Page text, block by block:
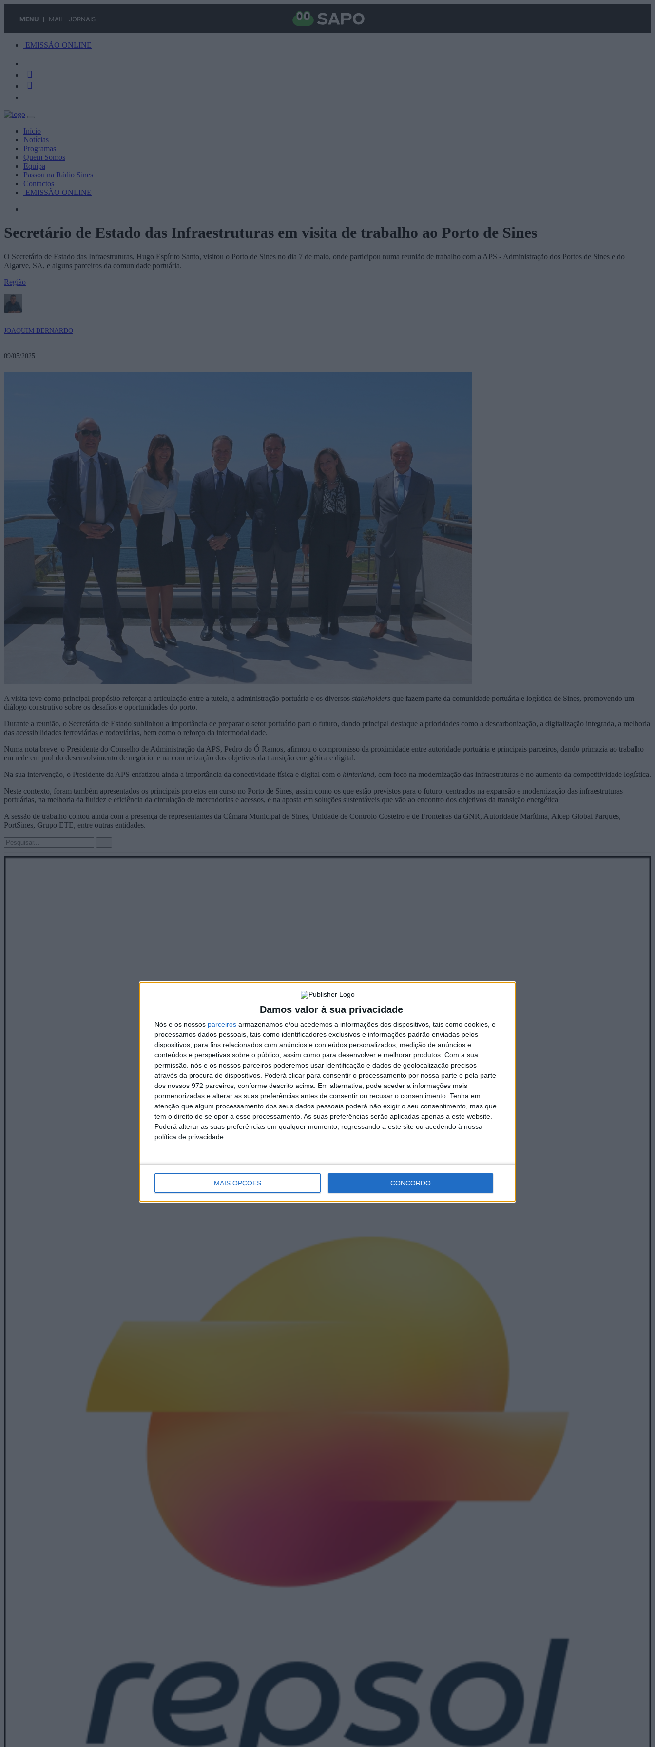
Damos valor à sua privacidade
Nós e os nossos parceiros armazenamos e/ou acedemos a informações dos dispositivos, tais como cookies, e
processamos dados pessoais, tais como identificadores exclusivos e informações padrão enviadas pelos
dispositivos, para fins relacionados com anúncios e conteúdos personalizados, medição de anúncios e
conteúdos e perspetivas sobre o público, assim como para desenvolver e melhorar produtos. Com a sua
permissão, nós e os nossos parceiros poderemos usar identificação e dados de geolocalização precisos
através da procura de dispositivos. Poderá clicar para consentir o processamento por nossa parte e pela parte
dos nossos 972 parceiros, conforme descrito acima. Em alternativa, pode aceder a informações mais
pormenorizadas e alterar as suas preferências antes de consentir ou recusar o consentimento. Tenha em
atenção que algum processamento dos seus dados pessoais poderá não exigir o seu consentimento, mas que
tem o direito de se opor a esse processamento. As suas preferências serão aplicadas apenas a este website.
Poderá alterar as suas preferências em qualquer momento, regressando a este site ou acedendo à nossa
política de privacidade.
MAIS OPÇÕES CONCORDO
MENU MAIL JORNAIS
EMISSÃO ONLINE
Início
Notícias
Programas
Quem Somos
Equipa
Passou na Rádio Sines
Contactos
EMISSÃO ONLINE
Secretário de Estado das Infraestruturas em visita de trabalho ao Porto de Sines
O Secretário de Estado das Infraestruturas, Hugo Espírito Santo, visitou o Porto de Sines no dia 7 de maio, onde participou numa reunião de trabalho com a APS - Administração dos Portos de Sines e do
Algarve, SA, e alguns parceiros da comunidade portuária.
Região
JOAQUIM BERNARDO
09/05/2025
A visita teve como principal propósito reforçar a articulação entre a tutela, a administração portuária e os diversos stakeholders que fazem parte da comunidade portuária e logística de Sines, promovendo um
diálogo construtivo sobre os desafios e oportunidades do porto.
Durante a reunião, o Secretário de Estado sublinhou a importância de preparar o setor portuário para o futuro, dando principal destaque a prioridades como a descarbonização, a digitalização integrada, a melhoria
das acessibilidades ferroviárias e rodoviárias, bem como o reforço da intermodalidade.
Numa nota breve, o Presidente do Conselho de Administração da APS, Pedro do Ó Ramos, afirmou o compromisso da proximidade entre autoridade portuária e principais parceiros, dando primazia ao trabalho
em rede em prol do desenvolvimento de negócio, e na concretização dos objetivos da transição energética e digital.
Na sua intervenção, o Presidente da APS enfatizou ainda a importância da conectividade física e digital com o hinterland, com foco na modernização das infraestruturas e no aumento da competitividade logística.
Neste contexto, foram também apresentados os principais projetos em curso no Porto de Sines, assim como os que estão previstos para o futuro, centrados na expansão e modernização das infraestruturas
portuárias, na melhoria da fluidez e eficiência da circulação de mercadorias e acessos, e na aposta em soluções sustentáveis que vão ao encontro dos objetivos da transição energética.
A sessão de trabalho contou ainda com a presença de representantes da Câmara Municipal de Sines, Unidade de Controlo Costeiro e de Fronteiras da GNR, Autoridade Marítima, Aicep Global Parques,
PortSines, Grupo ETE, entre outras entidades.